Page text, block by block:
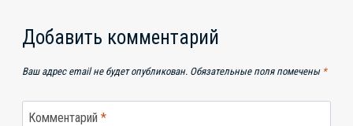
ЗАКРЫТИЯ
Добавить комментарий
Ваш адрес email не будет опубликован. Обязательные поля помечены *
Комментарий *